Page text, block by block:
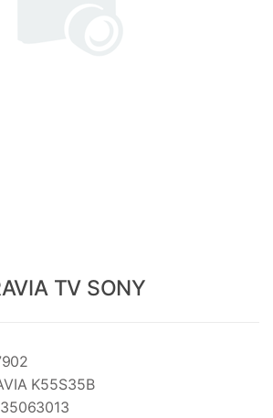
TV SONY
K55S35B
35063013